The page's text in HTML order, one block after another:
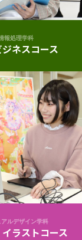
報処理学科
ネスコース
アルデザイン学科
ラストコース